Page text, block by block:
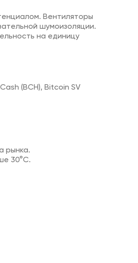
Вентиляторы
шумоизоляции.
на единицу
(BCH), Bitcoin SV
рынка.
30°C.